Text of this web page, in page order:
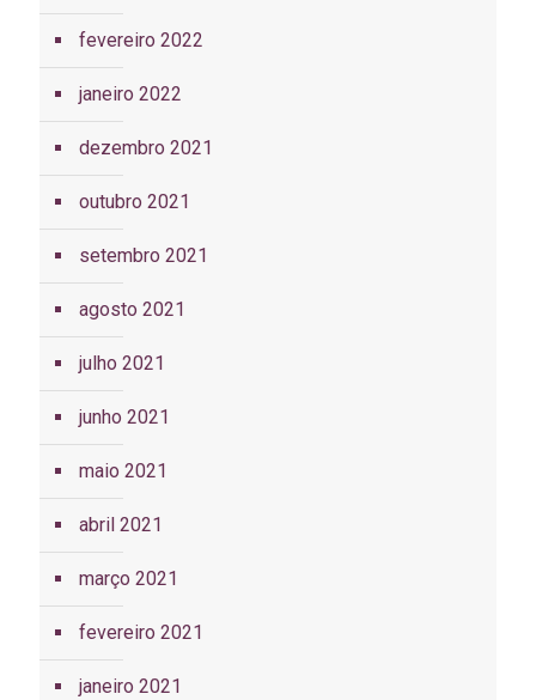
fevereiro 2022
janeiro 2022
dezembro 2021
outubro 2021
setembro 2021
agosto 2021
julho 2021
junho 2021
maio 2021
abril 2021
março 2021
fevereiro 2021
janeiro 2021